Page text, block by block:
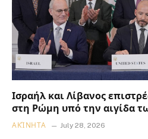
Ισραήλ και Λίβανος
στη Ρώμη υπό την αιγίδα
ΑΚΊΝΗΤΑ July 28, 2026